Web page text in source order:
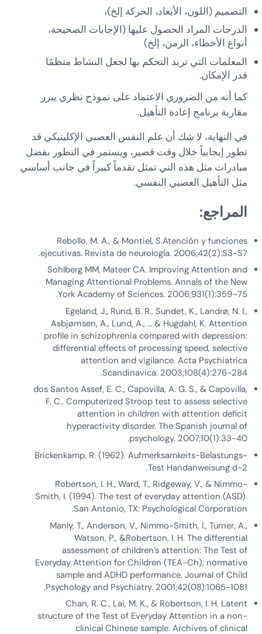
التصميم (اللون، الأبعاد، الحركة إلخ)،
الدرجات المراد الحصول عليها (الإجابات الصحيحة،
أنواع الأخطاء، الزمن، إلخ)
المعلمات التي تريد التحكم بها لجعل النشاط منظمًا
قدر الإمكان.
كما أنه من الضروري الاعتماد على نموذج نظري يبرر
مقاربة برنامج إعادة التأهيل.
في النهاية، لا شك أن علم النفس العصبي الإكلينيكي قد
تطور إيجابياً خلال وقت قصير، ويستمر في التطور بفضل
مبادرات مثل هذه التي تمثل تقدماً كبيراً في جانب أساسي
مثل التأهيل العصبي النفسي.
المراجع:
Rebollo, M. A., & Montiel, S.Atención y funciones
ejecutivas. Revista de neurología. 2006;42(2):S3-S7.
Sohlberg MM, Mateer CA. Improving Attention and
Managing Attentional Problems. Annals of the New
York Academy of Sciences. 2006;931(1):359–75.
Egeland, J., Rund, B. R., Sundet, K., Landrø, N. I.,
Asbjørnsen, A., Lund, A., … & Hugdahl, K. Attention
profile in schizophrenia compared with depression:
differential effects of processing speed, selective
attention and vigilance. Acta Psychiatrica
Scandinavica. 2003;108(4):276-284.
dos Santos Assef, E. C., Capovilla, A. G. S., & Capovilla,
F. C.. Computerized Stroop test to assess selective
attention in children with attention deficit
hyperactivity disorder. The Spanish journal of
psychology. 2007;10(1):33-40.
Brickenkamp, R. (1962). Aufmerksamkeits-Belastungs-
Test Handanweisung d-2.
Robertson, I. H., Ward, T., Ridgeway, V., & Nimmo-
Smith, I. (1994). The test of everyday attention (ASD).
San Antonio, TX: Psychological Corporation.
Manly, T., Anderson, V., Nimmo-Smith, I., Turner, A.,
Watson, P., &Robertson, I. H. The differential
assessment of children’s attention: The Test of
Everyday Attention for Children (TEA-Ch), normative
sample and ADHD performance. Journal of Child
Psychology and Psychiatry. 2001;42(08):1065-1081.
Chan, R. C., Lai, M. K., & Robertson, I. H. Latent
structure of the Test of Everyday Attention in a non-
clinical Chinese sample. Archives of clinical